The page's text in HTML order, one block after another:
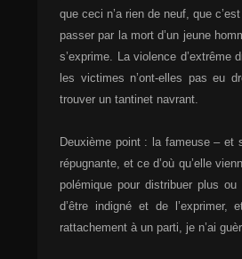
que ceci n’a rien de neuf, que
passer par la mort d’un jeune
s’exprime. La violence
les victimes n’ont-elles pas eu
trouver un tantinet navrant.
Deuxième point : la fameuse – et
répugnante, et ce d’où qu’elle
polémique pour distribuer plus
d’être indigné et de
rattachement à un parti, je n’ai